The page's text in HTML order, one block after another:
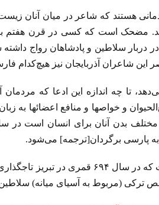
هستند که شاعر در میان آنان زیست
مضحک است که کسی در قرن هفتم
دربار سلاطین و پادشاهان رواج
شاعران آذربایجان نیز هیچ‌کدام
تا چه اندازه این ادعا که
و خواصها و منافع اعضائها به
پارسی برگردان‌[ترجمه] می‌شود.
غازان‌خان هفتمین سلطان سلسله
ترکی (مربوط به آسیای میانه)